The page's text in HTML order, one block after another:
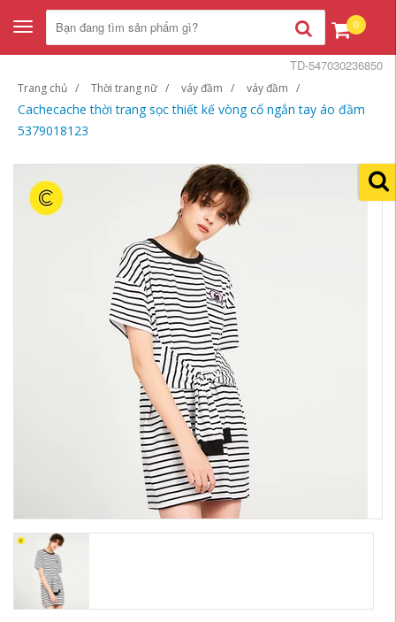
Toggle
navigation
0
Trang chủ Thời trang nữ váy đầm váy đầm
Cachecache thời trang sọc thiết kế vòng cổ ngắn tay áo đầm
5379018123
TD-547030236850